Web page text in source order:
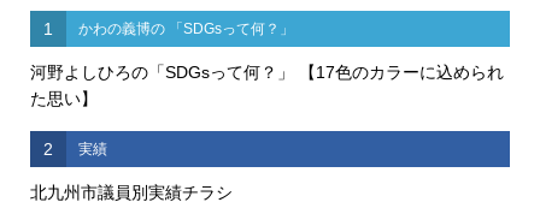
1 かわの義博の 「SDGsって何？」
河野よしひろの「SDGsって何？」 【17色のカラーに込められ
た思い】
2 実績
北九州市議員別実績チラシ